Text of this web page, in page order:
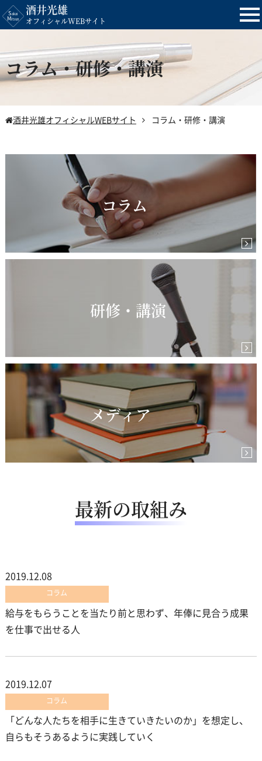
酒井光雄
オフィシャルWEBサイト
コラム・研修・講演
酒井光雄オフィシャルWEBサイト コラム・研修・講演
コラム
研修・講演
メディア
最新の取組み
2019.12.08
コラム
給与をもらうことを当たり前と思わず、年俸に見合う成果
を仕事で出せる人
2019.12.07
コラム
「どんな人たちを相手に生きていきたいのか」を想定し、
自らもそうあるように実践していく